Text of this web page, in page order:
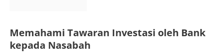
Memahami Tawaran Investasi oleh Bank
kepada Nasabah